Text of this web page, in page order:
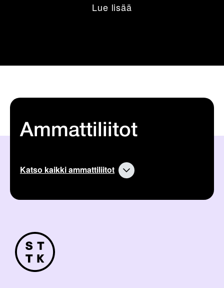
Lue lisää
Ammattiliitot
Katso kaikki ammattiliitot